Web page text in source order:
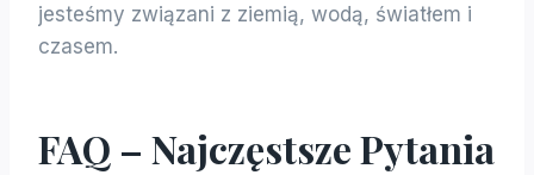
jesteśmy związani z ziemią, wodą, światłem i
czasem.
FAQ – Najczęstsze Pytania